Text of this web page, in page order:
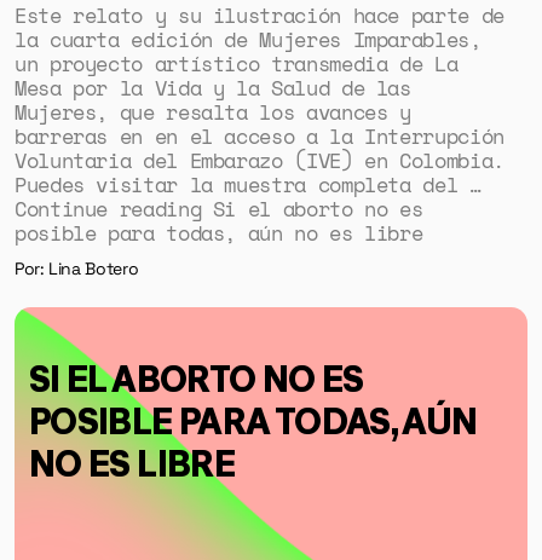
Este relato y su ilustración hace parte de
la cuarta edición de Mujeres Imparables,
un proyecto artístico transmedia de La
Mesa por la Vida y la Salud de las
Mujeres, que resalta los avances y
barreras en en el acceso a la Interrupción
Voluntaria del Embarazo (IVE) en Colombia.
Puedes visitar la muestra completa del …
Continue reading Si el aborto no es
posible para todas, aún no es libre
Por: Lina Botero
SI EL ABORTO NO ES
POSIBLE PARA TODAS, AÚN
NO ES LIBRE